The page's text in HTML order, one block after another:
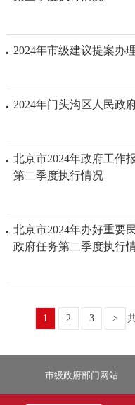
2024年市级建议提案办
2024年门头沟区人民政
北京市2024年政府工作
第二季度执行情况
北京市2024年办好重要
政府任务第二季度执行
1 2 3 >
市级政府部门网站